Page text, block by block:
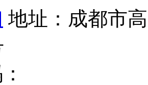
地址：成都市